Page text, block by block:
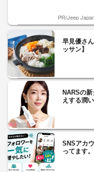
PR(Jeep
早見優さ
ッサン】
NARSの
えする潤
SNSアカ
ってます。